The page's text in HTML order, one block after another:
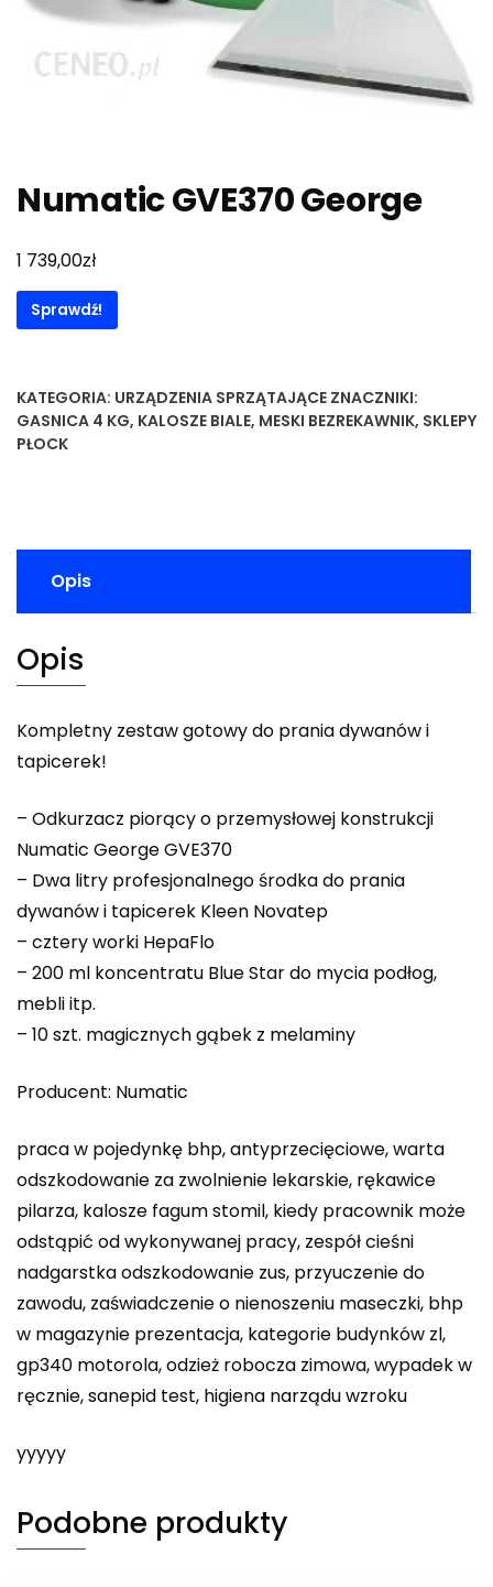
Numatic GVE370 George
1 739,00zł
Sprawdź!
KATEGORIA: URZĄDZENIA SPRZĄTAJĄCE ZNACZNIKI:
GASNICA 4 KG, KALOSZE BIALE, MESKI BEZREKAWNIK, SKLEPY
PŁOCK
Opis
Opis
Kompletny zestaw gotowy do prania dywanów i
tapicerek!
– Odkurzacz piorący o przemysłowej konstrukcji
Numatic George GVE370
– Dwa litry profesjonalnego środka do prania
dywanów i tapicerek Kleen Novatep
– cztery worki HepaFlo
– 200 ml koncentratu Blue Star do mycia podłog,
mebli itp.
– 10 szt. magicznych gąbek z melaminy
Producent: Numatic
praca w pojedynkę bhp, antyprzecięciowe, warta
odszkodowanie za zwolnienie lekarskie, rękawice
pilarza, kalosze fagum stomil, kiedy pracownik może
odstąpić od wykonywanej pracy, zespół cieśni
nadgarstka odszkodowanie zus, przyuczenie do
zawodu, zaświadczenie o nienoszeniu maseczki, bhp
w magazynie prezentacja, kategorie budynków zl,
gp340 motorola, odzież robocza zimowa, wypadek w
ręcznie, sanepid test, higiena narządu wzroku
yyyyy
Podobne produkty